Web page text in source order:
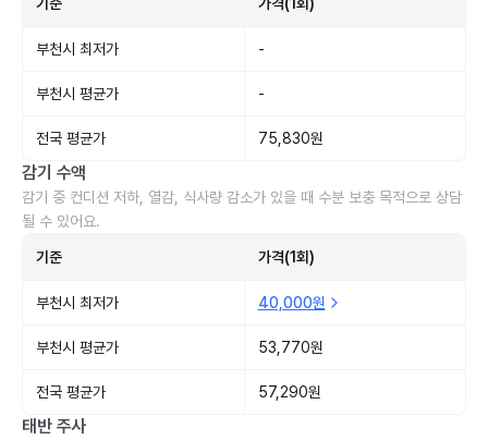
부천시 최저가 -
부천시 평균가 -
전국 평균가 75,830원
감기 수액
감기 중 컨디션 저하, 열감, 식사량 감소가 있을 때 수분 보충 목적으로 상담
될 수 있어요.
기준 가격(1회)
부천시 최저가 40,000원
부천시 평균가 53,770원
전국 평균가 57,290원
태반 주사